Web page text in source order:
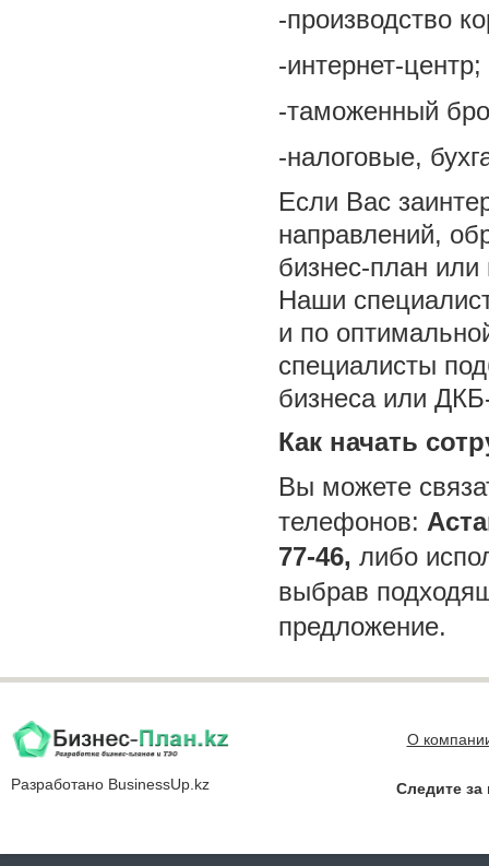
-производство
-интернет-центр;
-таможенный
-налоговые,
Если Вас
направлений,
бизнес-план
Наши
и по
специалисты
бизнеса или
Как начать
Вы можете
телефонов:
77-46, либо
выбрав
предложение.
Разработано BusinessUp.kz
О
Следите за